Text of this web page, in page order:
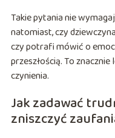
Takie pytania nie
natomiast, czy
czy potrafi mówić o
przeszłością. To znacznie
czynienia.
Jak zadawać
zniszczyć